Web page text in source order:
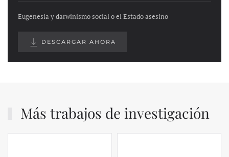
Eugenesia y darwinismo social o el Estado asesino
DESCARGAR AHORA
Más trabajos de investigación